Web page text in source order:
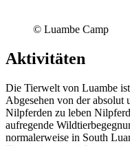
© Luambe Camp
Aktivitäten
Die Tierwelt von Luambe
Abgesehen von der absolut
Nilpferden zu leben
aufregende
normalerweise in South